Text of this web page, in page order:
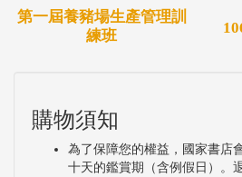
第一屆養豬場生產管理訓
練班
購物須知
為了保障您的權益，國家書店
十天的鑑賞期（含例假日）。